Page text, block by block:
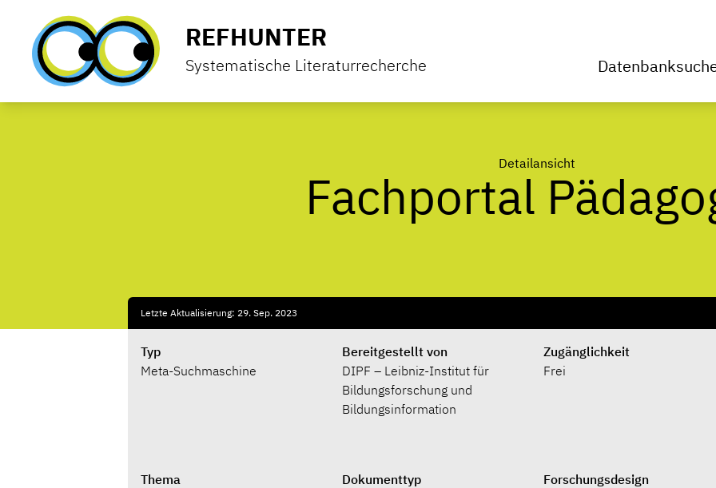
REFHUNTER
Systematische Literaturrecherche
Detailansicht
Fachportal
Letzte Aktualisierung: 29. Sep. 2023
Typ
Meta-Suchmaschine
Bereitgestellt von
DIPF – Leibniz-Institut für
Bildungsforschung und
Bildungsinformation
Zugänglichkeit
Frei
Thema
Dokumenttyp
Forschungsdesign